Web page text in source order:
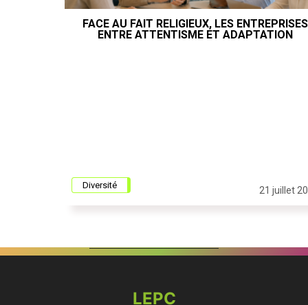
FACE AU FAIT RELIGIEUX, LES ENTREPRISES
ENTRE ATTENTISME ET ADAPTATION
Diversité 21 juillet
LEPC